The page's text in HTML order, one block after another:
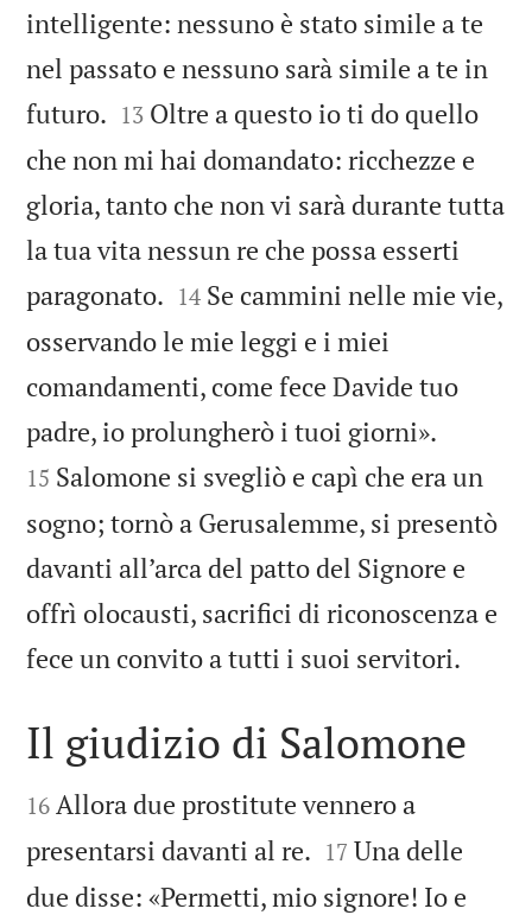
intelligente: nessuno è stato simile a te
nel passato e nessuno sarà simile a te in
futuro. 

13 Oltre a questo io ti do quello
che non mi hai domandato: ricchezze e
gloria, tanto che non vi sarà durante tutta
la tua vita nessun re che possa esserti
paragonato. 

14 Se cammini nelle mie vie,
osservando le mie leggi e i miei
comandamenti, come fece Davide tuo
padre, io prolungherò i tuoi giorni».
15 Salomone si svegliò e capì che era un
sogno; tornò a Gerusalemme, si presentò
davanti all’arca del patto del Signore e
offrì olocausti, sacrifici di riconoscenza e
fece un convito a tutti i suoi servitori.

Il giudizio di Salomone

16 Allora due prostitute vennero a
presentarsi davanti al re. 

17 Una delle
due disse: «Permetti, mio signore! Io e